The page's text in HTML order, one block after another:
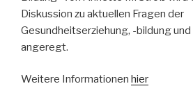
Diskussion zu aktuellen Fragen der
Gesundheitserziehung, -bildung
angeregt.
Weitere Informationen hier